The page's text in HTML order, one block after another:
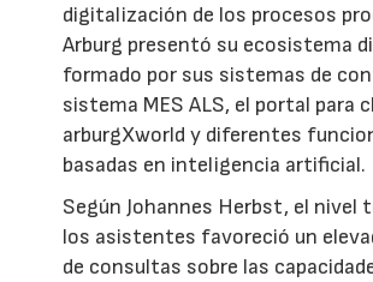
digitalización de los procesos
Arburg presentó su ecosistema
formado por sus sistemas de
sistema MES ALS, el portal para
arburgXworld y diferentes
basadas en inteligencia artificial.
Según Johannes Herbst, el nivel
los asistentes favoreció un
de consultas sobre las